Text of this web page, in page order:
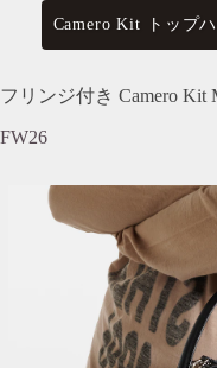
Camero Kit トップ
フリンジ付き Camero Kit
FW26